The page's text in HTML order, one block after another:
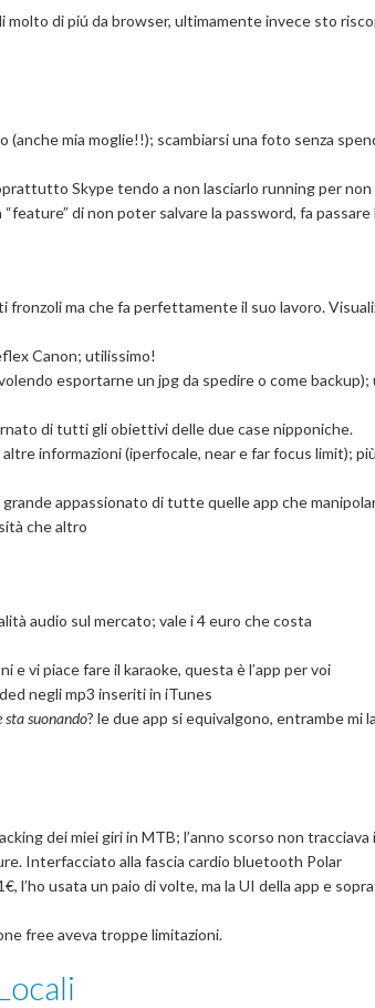
molto di piú da browser, ultimamente invece sto
(anche mia moglie!!); scambiarsi una foto senza
Skype tendo a non lasciarlo running per
di non poter salvare la password, fa passare
fronzoli ma che fa perfettamente il suo lavoro.
Canon; utilissimo!
esportarne un jpg da spedire o come
di tutti gli obiettivi delle due case nipponiche.
informazioni (iperfocale, near e far focus limit);
grande appassionato di tutte quelle app che
che altro
audio sul mercato; vale i 4 euro che costa
e vi piace fare il karaoke, questa è l’app per voi
negli mp3 inseriti in iTunes
sta suonando? le due app si equivalgono, entrambe mi
dei miei giri in MTB; l’anno scorso non
Interfacciato alla fascia cardio bluetooth Polar
l’ho usata un paio di volte, ma la UI della app e
free aveva troppe limitazioni.